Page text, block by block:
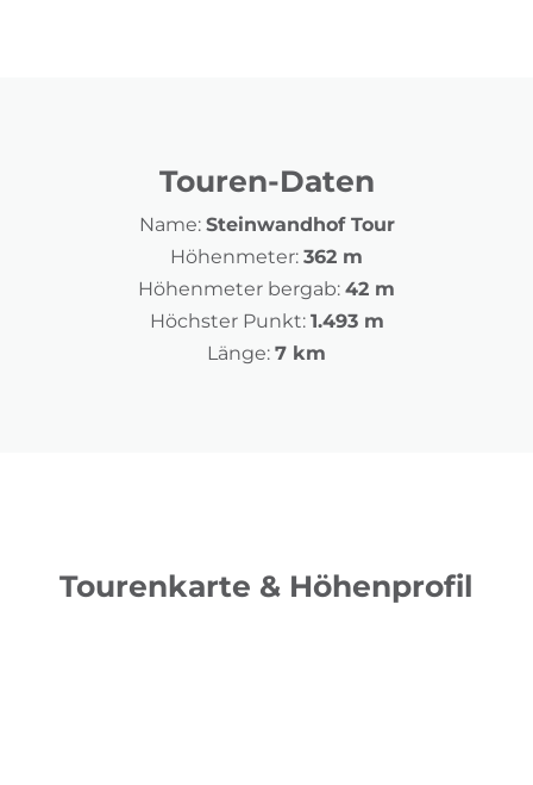
Touren-Daten
Name: Steinwandhof Tour
Höhenmeter: 362 m
Höhenmeter bergab: 42 m
Höchster Punkt: 1.493 m
Länge: 7 km
Tourenkarte & Höhenprofil